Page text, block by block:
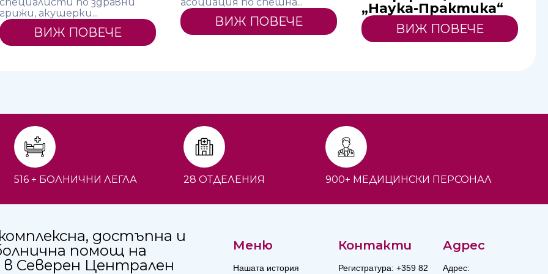
грижи, акушерки...
ВИЖ ПОВЕЧЕ
ВИЖ ПОВЕЧЕ
„Наука-Практика“
ВИЖ ПОВЕЧЕ
516 + БОЛНИЧНИ ЛЕГЛА 28 ОТДЕЛЕНИЯ 900+ МЕДИЦИНСКИ ПЕРСОНАЛ
достъпна и
помощ на
Северен Централен
Меню
Нашата история
Контакти
Регистратура: +359 82
Адрес
Адрес: